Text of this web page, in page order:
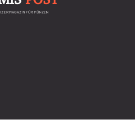
MAGAZIN FÜR MÜNZEN